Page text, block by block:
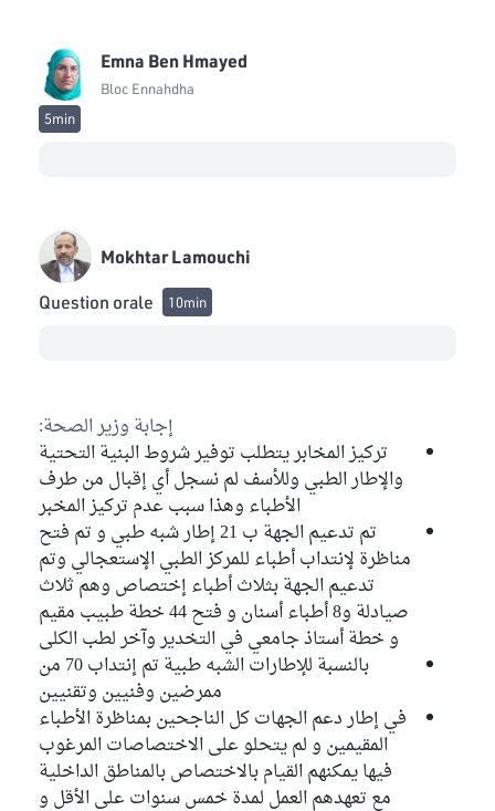
Emna Ben Hmayed
Bloc Ennahdha
5min
Mokhtar Lamouchi
Question orale
10min
إجابة وزير الصحة:
تركيز المخابر يتطلب توفير شروط البنية التحتية
والإطار الطبي وللأسف لم نسجل أي إقبال من طرف
الأطباء وهذا سبب عدم تركيز المخبر
تم تدعيم الجهة ب 21 إطار شبه طبي و تم فتح
مناظرة لإنتداب أطباء للمركز الطبي الإستعجالي وتم
تدعيم الجهة بثلاث أطباء إختصاص وهم ثلاث
صيادلة و8 أطباء أسنان و فتح 44 خطة طبيب مقيم
و خطة أستاذ جامعي في التخدير وآخر لطب الكلى
بالنسبة للإطارات الشبه طبية تم إنتداب 70 من
ممرضين وفنيين وتقنيين
في إطار دعم الجهات كل الناجحين بمناظرة الأطباء
المقيمين و لم يتحلو على الاختصاصات المرغوب
فيها يمكنهم القيام بالاختصاص بالمناطق الداخلية
مع تعهدهم العمل لمدة خمس سنوات على الأقل و